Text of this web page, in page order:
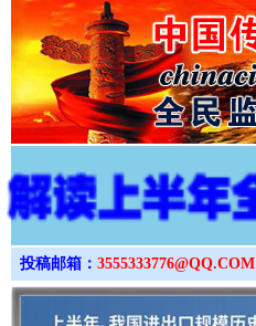
投稿邮箱： 3555333776@QQ.COM